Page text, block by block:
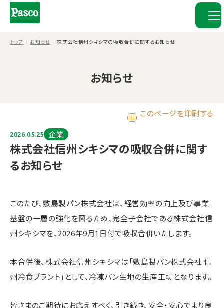
トップ お知らせ 株式会社信州シキシマの吸収合併に関するお知らせ
お知らせ
株式会社信州シキシマの吸収合併に関す
るお知らせ
2026.05.25 企業
このページを印刷する
このたび、敷島製パン株式会社は、経営効率の向上及び事業
基盤の一層の強化を図るため、完全子会社である株式会社信
州シキシマを、2026年9月1日付で吸収合併いたします。
本合併後、株式会社信州シキシマは「敷島製パン株式会社 信
州冷食プラント」として、冷凍パン生地の生産工場となります。
皆さまのご期待にお応えすべく、引き続き、安全・安心でより良